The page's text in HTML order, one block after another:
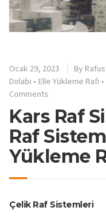
Ocak 29, 2023 By
Dolabı • Elle Yükleme Rafi •
Comments
Kars Raf
Raf
Yükleme
Çelik Raf Sistemleri